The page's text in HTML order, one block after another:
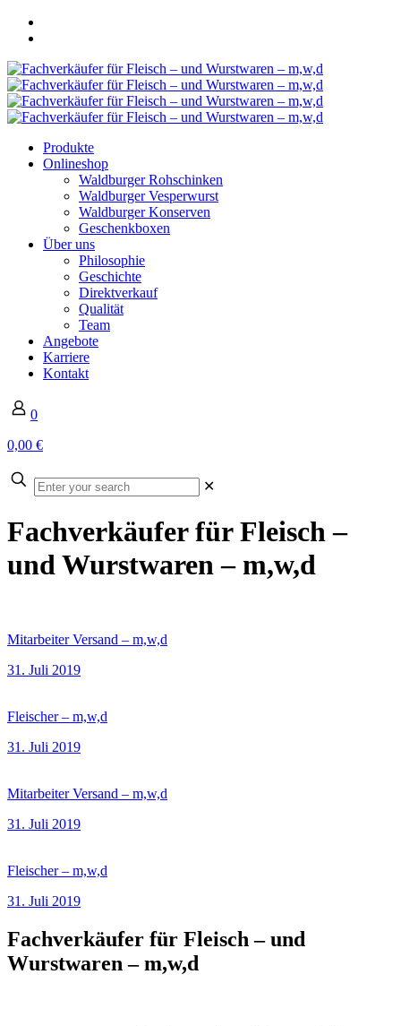
Produkte
Onlineshop
Waldburger Rohschinken
Waldburger Vesperwurst
Waldburger Konserven
Geschenkboxen
Über uns
Philosophie
Geschichte
Direktverkauf
Qualität
Team
Angebote
Karriere
Kontakt
0
0,00 €
Enter
your
✕
Fachverkäufer für Fleisch –
und Wurstwaren – m,w,d
Mitarbeiter Versand – m,w,d
31. Juli 2019
Fleischer – m,w,d
31. Juli 2019
Mitarbeiter Versand – m,w,d
31. Juli 2019
Fleischer – m,w,d
31. Juli 2019
Fachverkäufer für Fleisch – und
Wurstwaren – m,w,d